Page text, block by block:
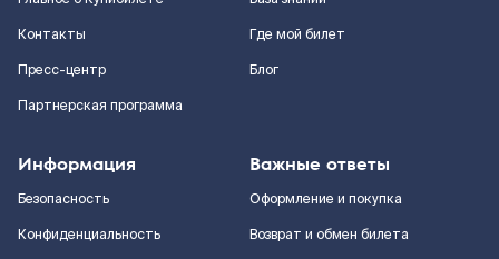
Контакты
Пресс-центр
Партнерская программа
Где мой билет
Блог
Информация
Безопасность
Конфиденциальность
Важные ответы
Оформление и покупка
Возврат и обмен билета